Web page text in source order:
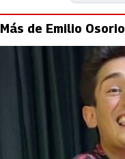
Más de Emilio Osorio